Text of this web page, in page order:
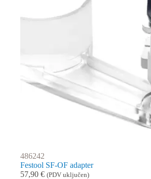
486242
Festool SF-OF adapter
57,90 € (PDV uključen)